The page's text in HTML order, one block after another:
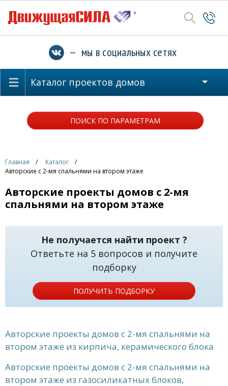
— мы в социальных сетях
Каталог проектов домов
ПОИСК ПО ПАРАМЕТРАМ
Главная
Каталог
Авторские с 2-мя спальнями на втором этаже
Авторские проекты домов с 2-мя
спальнями на втором этаже
Не получается найти проект ?
Ответьте на 5 вопросов и получите
подборку
ПОЛУЧИТЬ ПОДБОРКУ
Авторские проекты домов с 2-мя спальнями на
втором этаже из кирпича, керамического блока
Авторские проекты домов с 2-мя спальнями на
втором этаже из газосиликатных блоков,